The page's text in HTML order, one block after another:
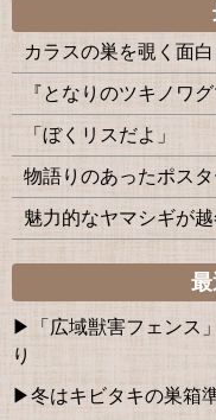
カラスの巣を覗く面白
『となりのツキノワグ
「ぼくリスだよ」
物語りのあったポスタ
魅力的なヤマシギが
「広域獣害フェンス
り
冬はキビタキの巣箱